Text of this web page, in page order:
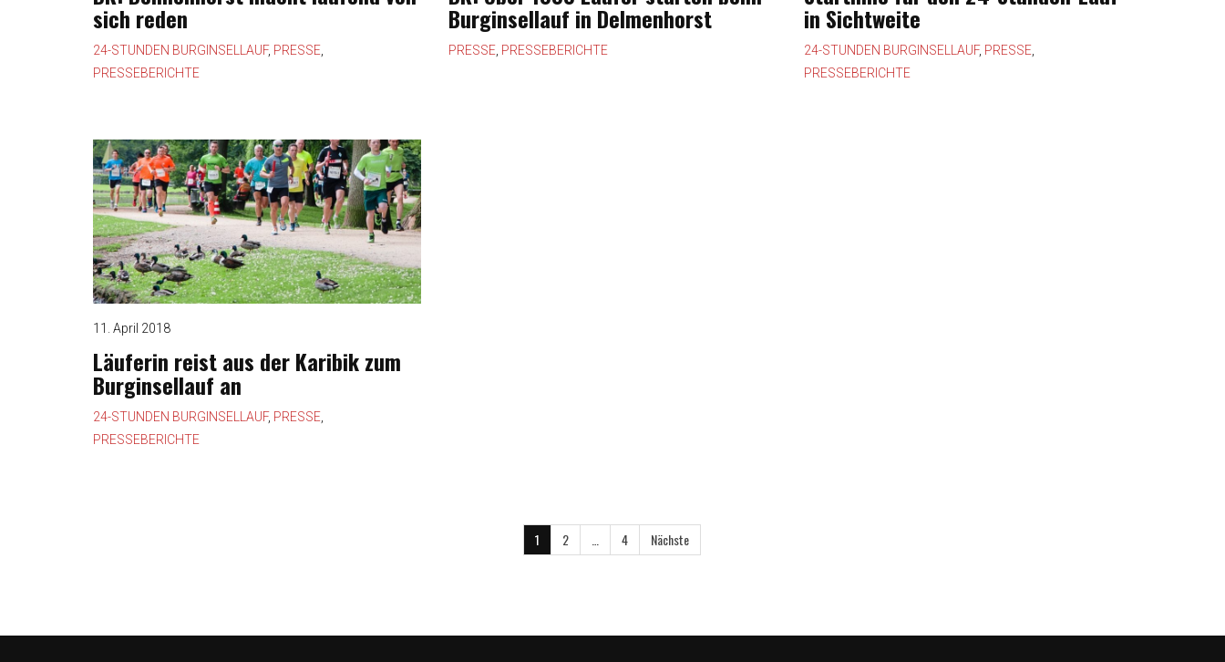
sich reden
24-STUNDEN BURGINSELLAUF, PRESSE
PRESSEBERICHTE
Burginsellauf in Delmenhorst
PRESSE PRESSEBERICHTE
in Sichtweite
24-STUNDEN BURGINSELLAUF, PRESSE
PRESSEBERICHTE
11. April 2018
Läuferin reist aus der Karibik zum
Burginsellauf an
24-STUNDEN BURGINSELLAUF, PRESSE
PRESSEBERICHTE
1 2 4 Nächste